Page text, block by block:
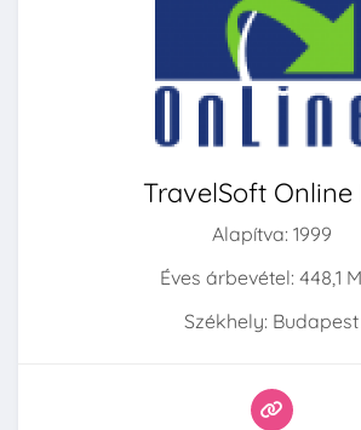
TravelSoft Online
Alapítva: 1999
Éves árbevétel: 448,1
Székhely: Budapest